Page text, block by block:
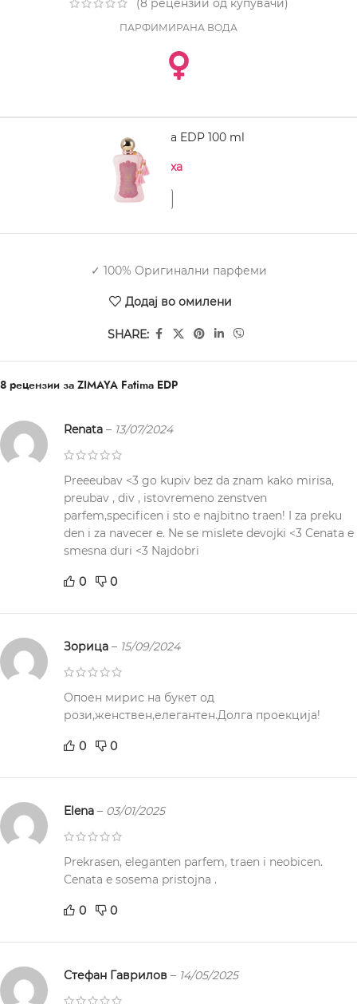
(8рецензии од купувачи)
ПАРФИМИРАНА ВОДА
ZIMAYA Fatima EDP 100 ml
Нема на залиха
✓ 100% Оригинални парфеми
Додај во омилени
SHARE:
8 рецензии за ZIMAYA Fatima EDP
Renata – 13/07/2024
Preeeubav <3 go kupiv bez da znam kako mirisa,
preubav , div , istovremeno zenstven
parfem,specificen i sto e najbitno traen! I za preku
den i za navecer e. Ne se mislete devojki <3 Cenata e
smesna duri <3 Najdobri
0 0
Зорица – 15/09/2024
Опоен мирис на букет од
рози,женствен,елегантен.Долга проекција!
0 0
Elena – 03/01/2025
Prekrasen, eleganten parfem, traen i neobicen.
Cenata e sosema pristojna .
0 0
Стефан Гаврилов – 14/05/2025